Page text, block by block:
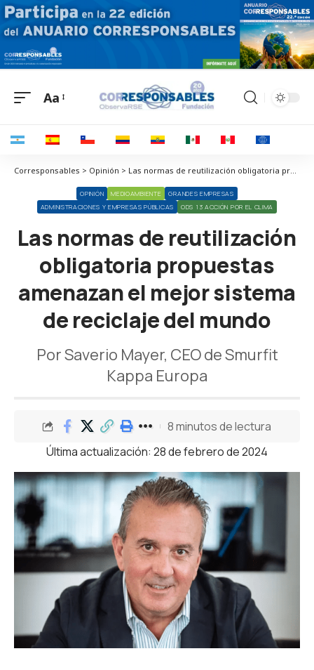
Aa
Corresponsables > Opinión > Las normas de reutilización obligatoria propuestas amenazan el mejor sistema de reciclaje del mundo
OPINIÓN MEDIOAMBIENTE
GRANDES EMPRESAS
ADMINISTRACIONES Y EMPRESAS PÚBLICAS
ODS 13 ACCIÓN POR EL CLIMA
Las normas de reutilización
obligatoria propuestas
amenazan el mejor sistema
de reciclaje del mundo
Por Saverio Mayer, CEO de Smurfit
Kappa Europa
Última actualización: 28 de febrero de 2024
8 minutos de lectura